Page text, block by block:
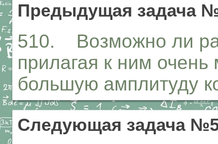
Предыдущая задача
510. Возможно ли
прилагая к ним
большую амплитуду
Следующая задача